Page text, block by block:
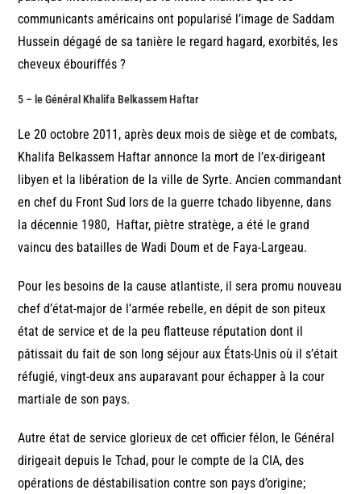
communicants américains ont popularisé l’image de Saddam
Hussein dégagé de sa tanière le regard hagard, exorbités, les
cheveux ébouriffés ?
5 – le Général Khalifa Belkassem Haftar
Le 20 octobre 2011, après deux mois de siège et de combats,
Khalifa Belkassem Haftar annonce la mort de l’ex-dirigeant
libyen et la libération de la ville de Syrte. Ancien commandant
en chef du Front Sud lors de la guerre tchado libyenne, dans
la décennie 1980, Haftar, piètre stratège, a été le grand
vaincu des batailles de Wadi Doum et de Faya-Largeau.
Pour les besoins de la cause atlantiste, il sera promu nouveau
chef d’état-major de l’armée rebelle, en dépit de son piteux
état de service et de la peu flatteuse réputation dont il
pâtissait du fait de son long séjour aux États-Unis où il s’était
réfugié, vingt-deux ans auparavant pour échapper à la cour
martiale de son pays.
Autre état de service glorieux de cet officier félon, le Général
dirigeait depuis le Tchad, pour le compte de la CIA, des
opérations de déstabilisation contre son pays d’origine;